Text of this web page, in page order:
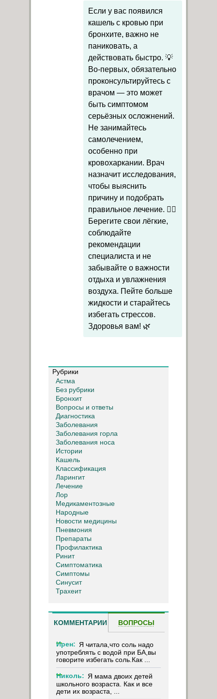
Если у вас появился
кашель с кровью при
бронхите, важно не
паниковать, а
действовать быстро. 💡
Во-первых, обязательно
проконсультируйтесь с
врачом — это может
быть симптомом
серьёзных осложнений.
Не занимайтесь
самолечением,
особенно при
кровохаркании. Врач
назначит исследования,
чтобы выяснить
причину и подобрать
правильное лечение. 👩‍⚕️
Берегите свои лёгкие,
соблюдайте
рекомендации
специалиста и не
забывайте о важности
отдыха и увлажнения
воздуха. Пейте больше
жидкости и старайтесь
избегать стрессов.
Здоровья вам! 🌿
Рубрики
Астма
Без рубрики
Бронхит
Вопросы и ответы
Диагностика
Заболевания
Заболевания горла
Заболевания носа
Истории
Кашель
Классификация
Ларингит
Лечение
Лор
Медикаментозные
Народные
Новости медицины
Пневмония
Препараты
Профилактика
Ринит
Симптоматика
Симптомы
Синусит
Трахеит
КОММЕНТАРИИ ВОПРОСЫ
Ирен: Я читала,что соль надо
употреблять с водой при БА,вы
говорите избегать соль.Как ...
Николь: Я мама двоих детей
школьного возраста. Как и все
дети их возраста, ...